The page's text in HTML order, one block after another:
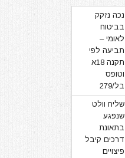
נכה נזקק
בביטוח
לאומי –
תביעה לפי
תקנה 18א
וטופס
בל/279
שליח וולט
שנפגע
בתאונת
דרכים קיבל
פיצויים